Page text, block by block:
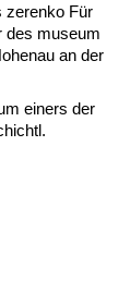
zerenko Für
des museum
an der
einers der